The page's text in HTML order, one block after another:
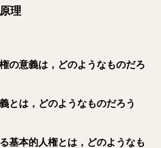
理
の意義は，どのようなものだろ
とは，どのようなものだろう
基本的人権とは，どのようなも